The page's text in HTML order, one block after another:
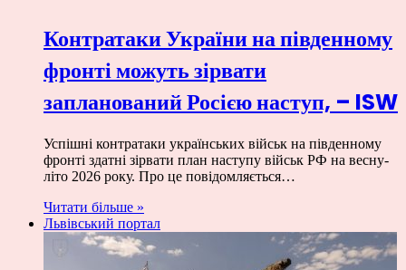
Контратаки України на південному
фронті можуть зірвати
запланований Росією наступ, – ISW
Успішні контратаки українських військ на південному
фронті здатні зірвати план наступу військ РФ на весну-
літо 2026 року. Про це повідомляється…
Читати більше »
Львівський портал